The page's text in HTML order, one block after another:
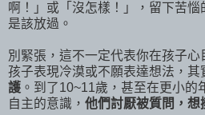
啊！」或「沒怎樣！」，留下苦
是該放過。
別緊張，這不一定代表你在孩子心
孩子表現冷漠或不願表達想法，其
護 。到了10~11歲，甚至在更小的
自主的意識， 他們討厭被質問，想